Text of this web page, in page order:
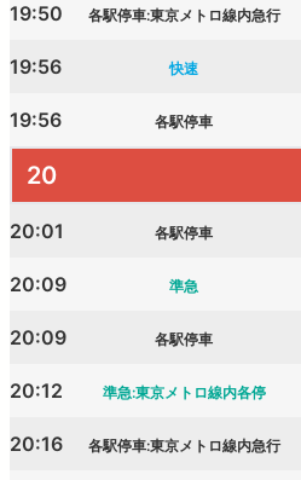
19:50 各駅停車:東京メトロ線内急行
19:56 快速
19:56 各駅停車
20
20:01 各駅停車
20:09 準急
20:09 各駅停車
20:12 準急:東京メトロ線内各停
20:16 各駅停車:東京メトロ線内急行